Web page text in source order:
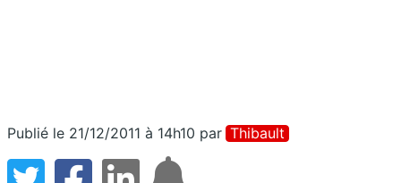
Publié le 21/12/2011 à 14h10 par Thibault